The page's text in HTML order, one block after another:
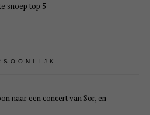
snoep top 5
naar een concert van Sor, en